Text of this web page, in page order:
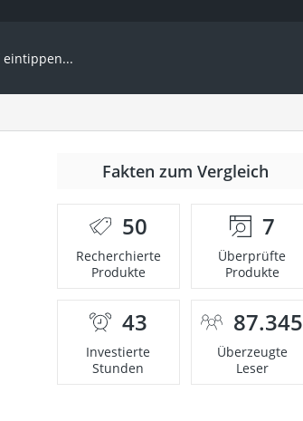
Fakten zum Vergleich
50
Recherchierte
Produkte
7
Überprüfte
Produkte
43
Investierte
Stunden
87.345
Überzeugte
Leser